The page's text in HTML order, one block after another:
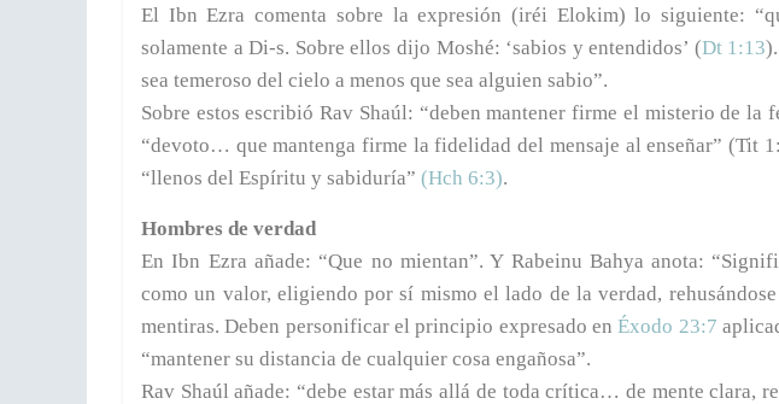
El Ibn Ezra comenta sobre la expresión (iréi Elokim) lo siguiente:
solamente a Di-s. Sobre ellos dijo Moshé: ‘sabios y entendidos’ (Dt 1:13
sea temeroso del cielo a menos que sea alguien sabio”.
Sobre estos escribió Rav Shaúl: “deben mantener firme el misterio de la
“devoto… que mantenga firme la fidelidad del mensaje al enseñar” (Tit
“llenos del Espíritu y sabiduría” (Hch 6:3).
Hombres de verdad
En Ibn Ezra añade: “Que no mientan”. Y Rabeinu Bahya anota:
como un valor, eligiendo por sí mismo el lado de la verdad, rehusándose
mentiras. Deben personificar el principio expresado enÉxodo 23:7
“mantener su distancia de cualquier cosa engañosa”.
Rav Shaúl añade: “debe estar más allá de toda crítica… de mente clara,